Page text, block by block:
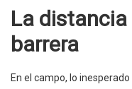
La
barrera
En el campo, lo